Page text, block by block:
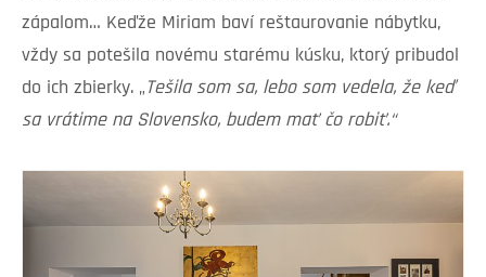
zápalom… Keďže Miriam baví reštaurovanie nábytku,
vždy sa potešila novému starému kúsku, ktorý pribudol
do ich zbierky. „ Tešila som sa, lebo som vedela, že keď
sa vrátime na Slovensko, budem mať čo robiť.“